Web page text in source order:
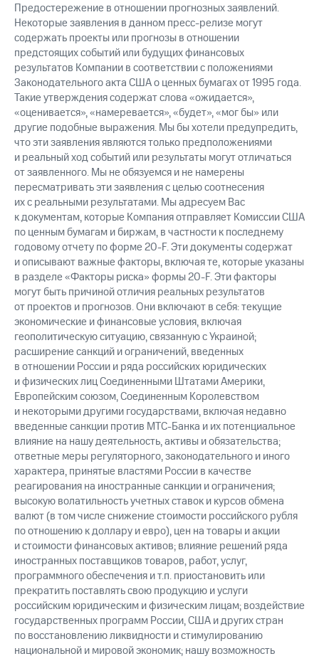
Предостережение в отношении прогнозных заявлений.
Некоторые заявления в данном пресс-релизе могут
содержать проекты или прогнозы в отношении
предстоящих событий или будущих финансовых
результатов Компании в соответствии с положениями
Законодательного акта США о ценных бумагах от 1995 года.
Такие утверждения содержат слова «ожидается»,
«оценивается», «намеревается», «будет», «мог бы» или
другие подобные выражения. Мы бы хотели предупредить,
что эти заявления являются только предположениями
и реальный ход событий или результаты могут отличаться
от заявленного. Мы не обязуемся и не намерены
пересматривать эти заявления с целью соотнесения
их с реальными результатами. Мы адресуем Вас
к документам, которые Компания отправляет Комиссии США
по ценным бумагам и биржам, в частности к последнему
годовому отчету по форме 20-F. Эти документы содержат
и описывают важные факторы, включая те, которые указаны
в разделе «Факторы риска» формы 20-F. Эти факторы
могут быть причиной отличия реальных результатов
от проектов и прогнозов. Они включают в себя: текущие
экономические и финансовые условия, включая
геополитическую ситуацию, связанную с Украиной;
расширение санкций и ограничений, введенных
в отношении России и ряда российских юридических
и физических лиц Соединенными Штатами Америки,
Европейским союзом, Соединенным Королевством
и некоторыми другими государствами, включая недавно
введенные санкции против МТС-Банка и их потенциальное
влияние на нашу деятельность, активы и обязательства;
ответные меры регуляторного, законодательного и иного
характера, принятые властями России в качестве
реагирования на иностранные санкции и ограничения;
высокую волатильность учетных ставок и курсов обмена
валют (в том числе снижение стоимости российского рубля
по отношению к доллару и евро), цен на товары и акции
и стоимости финансовых активов; влияние решений ряда
иностранных поставщиков товаров, работ, услуг,
программного обеспечения и т.п. приостановить или
прекратить поставлять свою продукцию и услуги
российским юридическим и физическим лицам; воздействие
государственных программ России, США и других стран
по восстановлению ликвидности и стимулированию
национальной и мировой экономик; нашу возможность